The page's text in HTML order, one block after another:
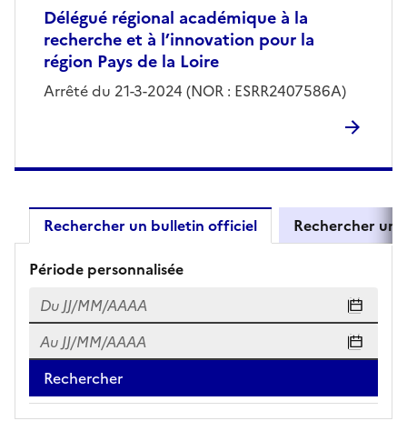
Délégué régional académique à la
recherche et à l’innovation pour la
région Pays de la Loire
Arrêté du 21-3-2024 (NOR : ESRR2407586A)
Rechercher un bulletin officiel Rechercher un
Résultats de recherche d'un
Période personnalisée
Du
Du JJ/MM/AAAA
Au
Au JJ/MM/AAAA